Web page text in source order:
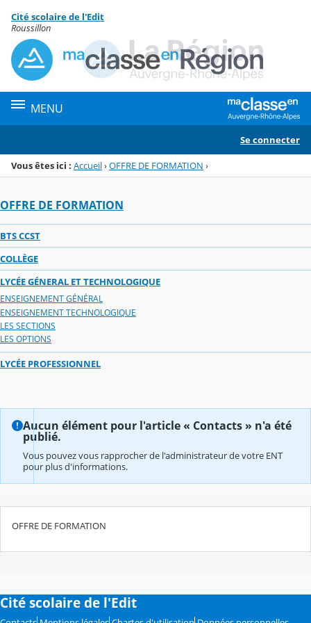
Menu de la rubrique
Contenu
Cité scolaire de l'Edit
Roussillon
MENU
Se connecter
Vous êtes ici : Accueil›OFFRE DE FORMATION ›
OFFRE DE FORMATION
BTS CCST
COLLÈGE
LYCÉE GÉNERAL ET TECHNOLOGIQUE
ENSEIGNEMENT GÉNÉRAL
ENSEIGNEMENT TECHNOLOGIQUE
LES SECTIONS
LES OPTIONS
LYCÉE PROFESSIONNEL
Aucun élément pour l'article « Contacts » n'a été
publié.
Vous pouvez vous rapprocher de l'administrateur de votre ENT
pour plus d'informations.
OFFRE DE FORMATION
Cité scolaire de l'Edit